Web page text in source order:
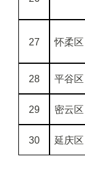
27 怀柔区
28 平谷区
29 密云区
30 延庆区